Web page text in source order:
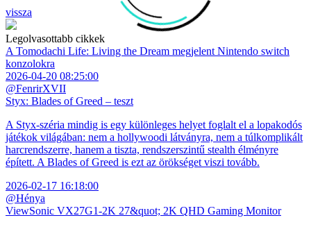
vissza
Legolvasottabb cikkek
A Tomodachi Life: Living the Dream megjelent Nintendo switch
konzolokra
2026-04-20 08:25:00
@FenrirXVII
Styx: Blades of Greed – teszt
A Styx-széria mindig is egy különleges helyet foglalt el a lopakodós
játékok világában: nem a hollywoodi látványra, nem a túlkomplikált
harcrendszerre, hanem a tiszta, rendszerszintű stealth élményre
épített. A Blades of Greed is ezt az örökséget viszi tovább.
2026-02-17 16:18:00
@Hénya
ViewSonic VX27G1-2K 27&quot; 2K QHD Gaming Monitor